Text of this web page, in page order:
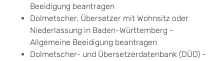
Beeidigung beantragen
Dolmetscher, Übersetzer mit Wohnsitz oder
Niederlassung in Baden-Württemberg -
Allgemeine Beeidigung beantragen
Dolmetscher- und Übersetzerdatenbank (DÜD) -